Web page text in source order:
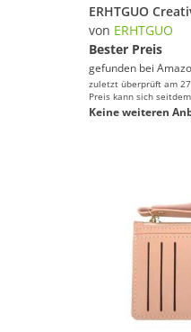
von ERHTGUO
Bester Preis
gefunden bei
zuletzt überprüft am
Preis kann sich
Keine weiteren